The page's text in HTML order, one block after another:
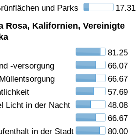
und Parks
17.31
Rosa, Kalifornien, Vereinigte
81.25
-versorgung
66.07
66.67
57.69
Licht in der Nacht
48.08
66.67
in der Stadt
80.00
Index
Index nach Land
Index (aktuell)
Index nach Land